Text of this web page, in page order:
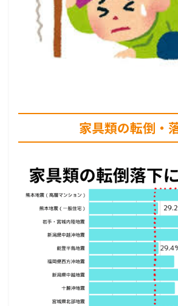
家具類の転倒・